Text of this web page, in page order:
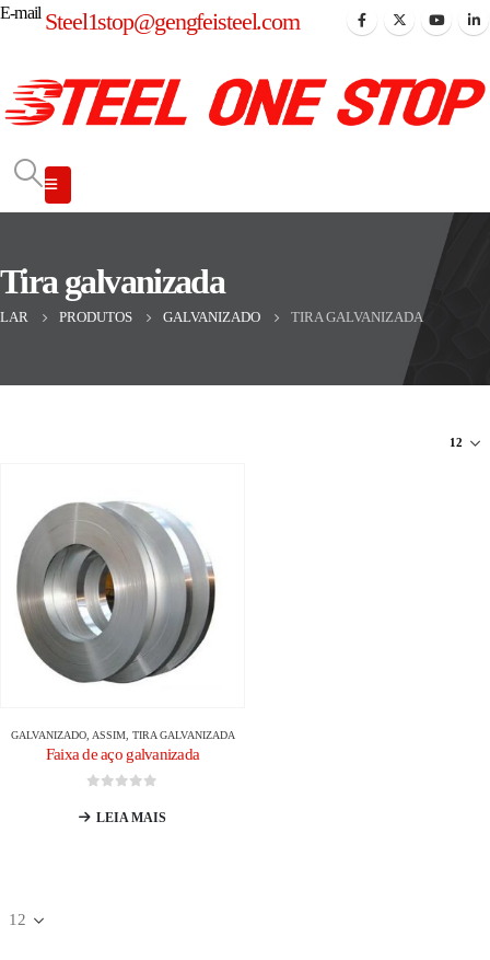
E-mail Steel1stop@gengfeisteel.com
Tira galvanizada
LAR PRODUTOS GALVANIZADO TIRA GALVANIZADA
GALVANIZADO, ASSIM, TIRA GALVANIZADA
Faixa de aço galvanizada
LEIA MAIS